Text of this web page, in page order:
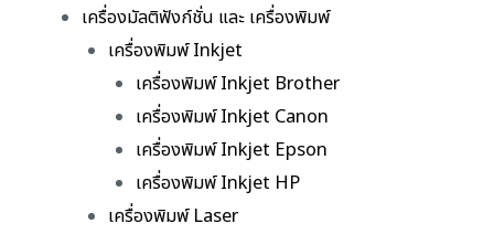
เครื่องมัลติฟังก์ชั่น และ เครื่องพิมพ์
เครื่องพิมพ์ Inkjet
เครื่องพิมพ์ Inkjet Brother
เครื่องพิมพ์ Inkjet Canon
เครื่องพิมพ์ Inkjet Epson
เครื่องพิมพ์ Inkjet HP
เครื่องพิมพ์ Laser